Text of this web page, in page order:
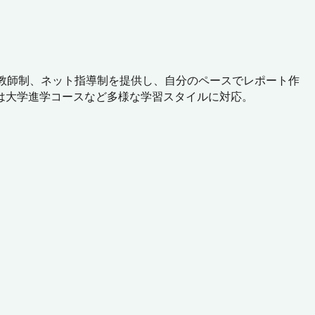
制、ネット指導制を提供し、自分のペースでレポート作
学進学コースなど多様な学習スタイルに対応。